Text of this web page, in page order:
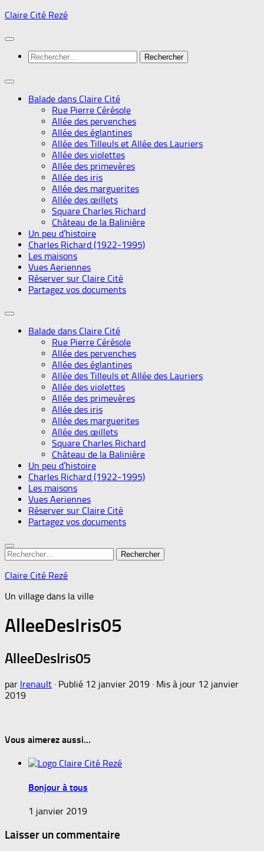
Skip
content
Claire Cité Rezé
Rechercher :
Balade dans Claire Cité
Rue Pierre Cérésole
Allée des pervenches
Allée des églantines
Allée des Tilleuls et Allée des Lauriers
Allée des violettes
Allée des primevères
Allée des iris
Allée des marguerites
Allée des œillets
Square Charles Richard
Château de la Balinière
Un peu d’histoire
Charles Richard (1922-1995)
Les maisons
Vues Aeriennes
Réserver sur Claire Cité
Partagez vos documents
Balade dans Claire Cité
Rue Pierre Cérésole
Allée des pervenches
Allée des églantines
Allée des Tilleuls et Allée des Lauriers
Allée des violettes
Allée des primevères
Allée des iris
Allée des marguerites
Allée des œillets
Square Charles Richard
Château de la Balinière
Un peu d’histoire
Charles Richard (1922-1995)
Les maisons
Vues Aeriennes
Réserver sur Claire Cité
Partagez vos documents
Rechercher :
Claire Cité Rezé
Un village dans la ville
AlleeDesIris05
AlleeDesIris05
par lrenault · Publié 12 janvier 2019 · Mis à jour 12 janvier
2019
Vous aimerez aussi...
Bonjour à tous
1 janvier 2019
Laisser un commentaire